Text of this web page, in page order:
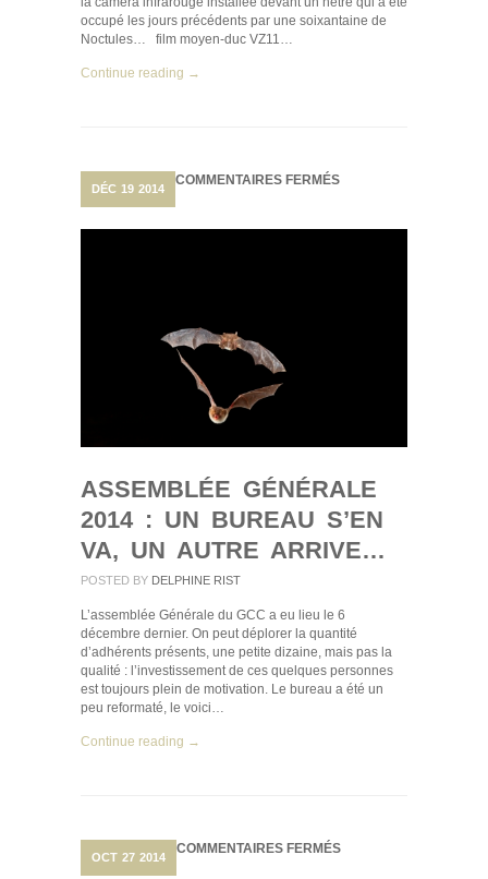
occupé les jours précédents par une soixantaine de
Noctules… film moyen-duc VZ11…
Continue reading →
DÉC 19 2014
COMMENTAIRES FERMÉSSUR
2014
ASSEMBLÉE GÉNÉRALE
2014 : UN BUREAU S’EN
VA, UN AUTRE ARRIVE…
POSTED BY DELPHINE RIST
L’assemblée Générale du GCC a eu lieu le 6
décembre dernier. On peut déplorer la quantité
d’adhérents présents, une petite dizaine, mais pas la
qualité : l’investissement de ces quelques personnes
est toujours plein de motivation. Le bureau a été un
peu reformaté, le voici…
Continue reading →
OCT 27 2014
COMMENTAIRES FERMÉSSUR